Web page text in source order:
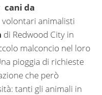
cani da
volontari animalisti
di Redwood City in
malconcio nel loro
pioggia di richieste
che però
tanti gli animali in